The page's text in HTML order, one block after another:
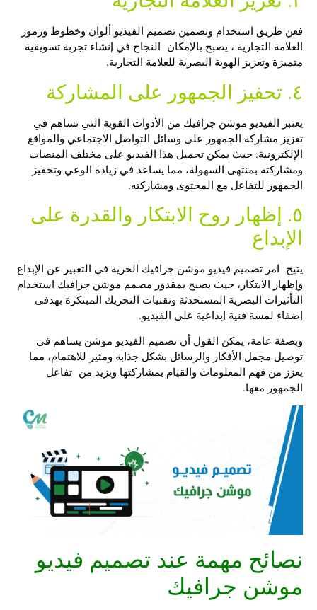
فعن طريق استخدام وتضمين تصميم الفيديو ألوان وخطوط ورموز
العلامة التجارية ، يصبح بالإمكان النجاح في إنشاء تجربة تسويقية
متميزة وتعزيز الهوية البصرية للعلامة التجارية.
٤. تحفيز الجمهور على المشاركة
يعتبر الفيديو موشن جرافيك من الأدوات القوية التي تساهم في
تعزيز مشاركة الجمهور على وسائل التواصل الاجتماعي والمواقع
الإلكترونية. حيث يمكن تحميل هذا الفيديو على مختلف المنصات
ومشاركته بمنتهى السهولة، مما يساعد في زيادة الوعي وتحفيز
الجمهور للتفاعل مع المحتوى ومشاركته.
٥. إظهار روح الابتكار والقدرة على
الإبداع
يتيح امر تصميم فيديو موشن جرافيك الحرية في التعبير عن الإبداع
وإظهار الابتكار، حيث يصبح بمقدور مصمم موشن جرافيك استخدام
التأثيرات البصرية المستحدثة وتقنيات التحريك المبتكرة بهدفى
إضفاء لمسة فنية إبداعية على الفيديو.
وبصفة عامة، يمكن القول أن تصميم الفيديو موشن يساهم في
توصيل مجمل الأفكار والرسائل بشكل جذابة ومثير للاهتمام، مما
يعزز من فهم المعلومات والقيام بمشاركتها ويزيد من تفاعل
الجمهور معها.
نصائح مهمة عند تصميم فيديو
موشن جرافيك